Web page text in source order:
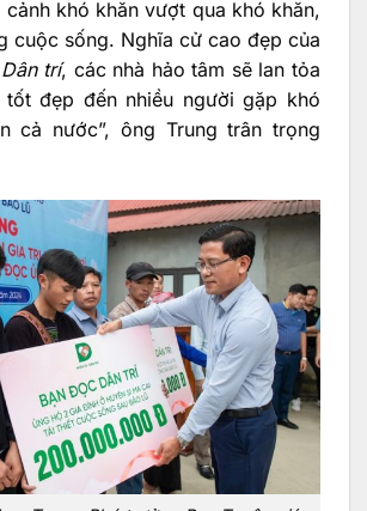
cảnh khó khăn vượt qua khó khăn,
cuộc sống. Nghĩa cử cao đẹp của
Dân trí, các nhà hảo tâm sẽ lan tỏa
đẹp đến nhiều người gặp khó
cả nước”, ông Trung trân trọng